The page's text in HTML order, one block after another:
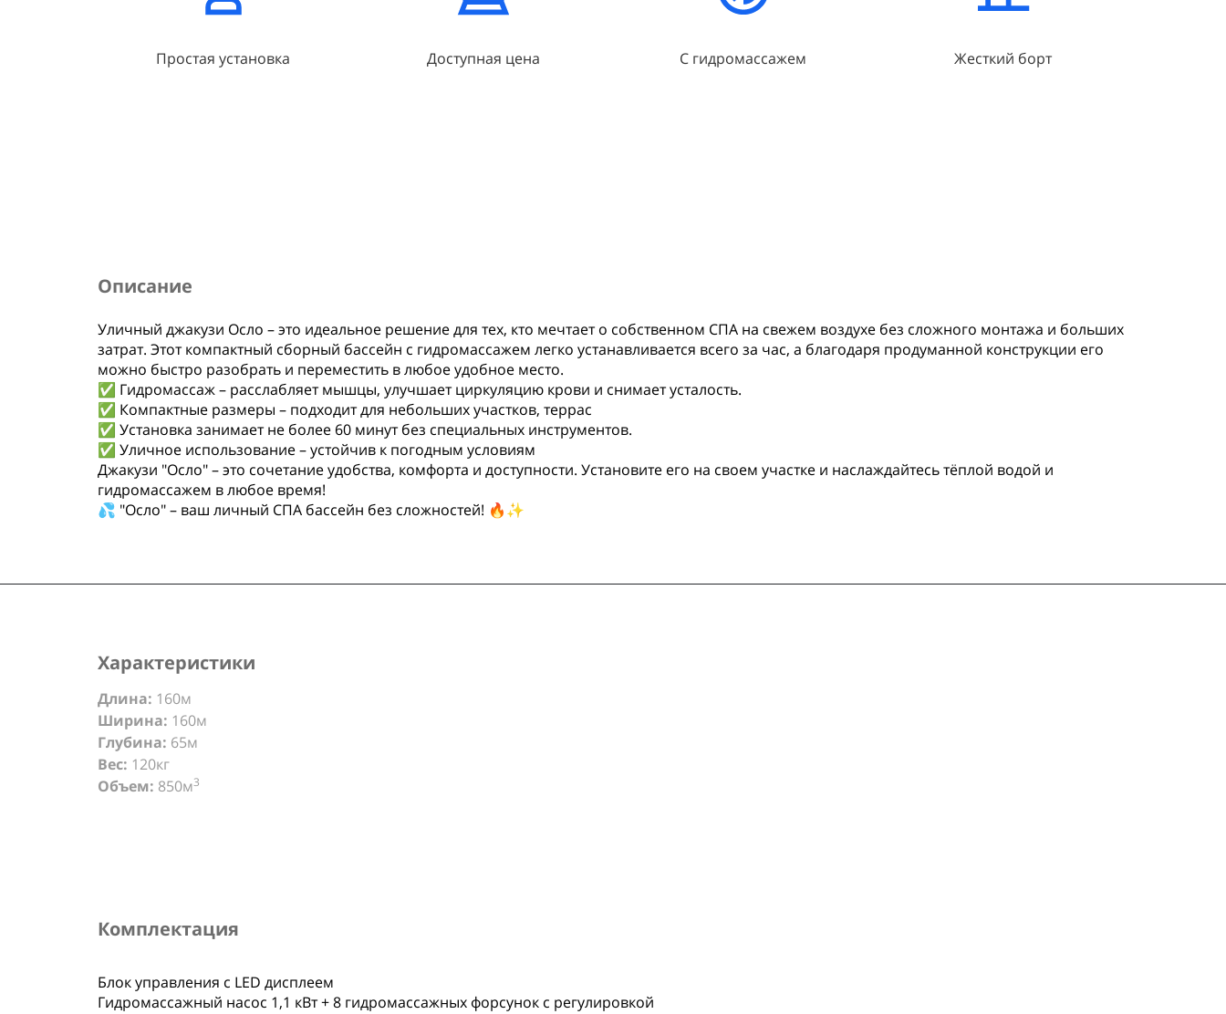
Простая установка Доступная цена С гидромассажем Жесткий борт
Описание
Уличный джакузи Осло – это идеальное решение для тех, кто мечтает о собственном СПА на свежем воздухе без сложного монтажа и больших
затрат. Этот компактный сборный бассейн с гидромассажем легко устанавливается всего за час, а благодаря продуманной конструкции его
можно быстро разобрать и переместить в любое удобное место.
✅ Гидромассаж – расслабляет мышцы, улучшает циркуляцию крови и снимает усталость.
✅ Компактные размеры – подходит для небольших участков, террас
✅ Установка занимает не более 60 минут без специальных инструментов.
✅ Уличное использование – устойчив к погодным условиям
Джакузи "Осло" – это сочетание удобства, комфорта и доступности. Установите его на своем участке и наслаждайтесь тёплой водой и
гидромассажем в любое время!
💦 "Осло" – ваш личный СПА бассейн без сложностей! 🔥✨
Характеристики
Длина: 160м
Ширина: 160м
Глубина: 65м
Вес: 120кг
Объем: 850м3
Комплектация
Блок управления с LED дисплеем
Гидромассажный насос 1,1 кВт + 8 гидромассажных форсунок с регулировкой